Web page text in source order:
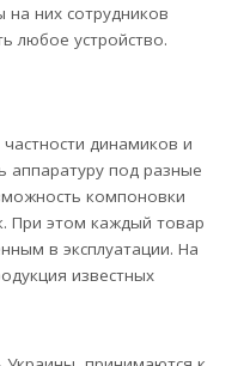
них сотрудников
любое устройство.
динамиков и
аппаратуру под разные
компоновки
При этом каждый товар
в эксплуатации. На
известных